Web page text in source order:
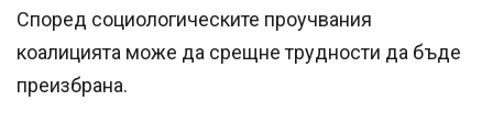
Според социологическите проучвания
коалицията може да срещне трудности да бъде
преизбрана.